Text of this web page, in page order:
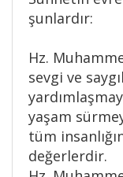
şunlardır:
Hz.
sevgi ve
yaşam
tüm
değerlerdir.